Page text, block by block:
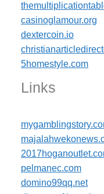
casinoglamour.org
dextercoin.io
5homestyle.com
Links
pelmanec.com
domino99qq.net